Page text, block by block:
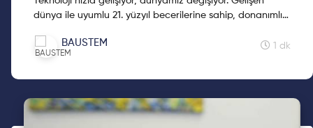
dünya ile uyumlu 21. yüzyıl becerilerine sahip, donanımlı
BAUSTEM 1 dk